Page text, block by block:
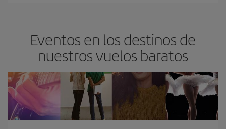
Eventos en los destinos de
nuestros vuelos baratos